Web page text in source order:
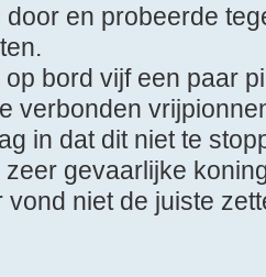
en probeerde
bord vijf een paar
verbonden
in dat dit niet te
gevaarlijke
vond niet de juiste